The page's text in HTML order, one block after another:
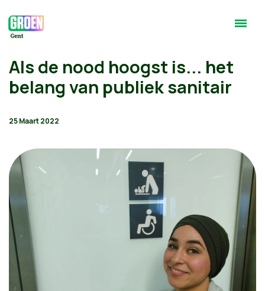
Als de nood hoogst is... het
belang van publiek sanitair
25 Maart 2022